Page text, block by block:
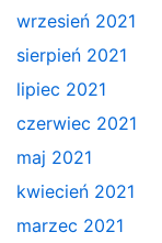
wrzesień 2021
sierpień 2021
lipiec 2021
czerwiec 2021
maj 2021
kwiecień 2021
marzec 2021